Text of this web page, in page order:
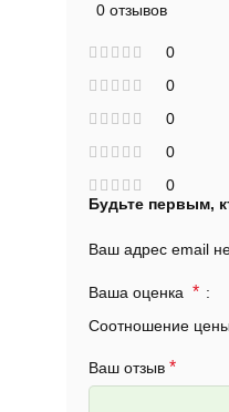
0 отзывов
0
0
0
0
0
Будьте первым,
Ваш адрес email
Ваша оценка *
Соотношение цены
Ваш отзыв *